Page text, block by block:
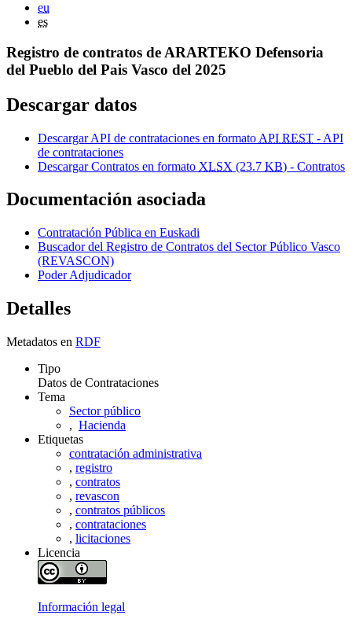
eu
es
Registro de contratos de ARARTEKO Defensoria
del Pueblo del Pais Vasco del 2025
Descargar datos
Descargar API de contrataciones en formato API REST - API
de contrataciones
Descargar Contratos en formato XLSX (23.7 KB) - Contratos
Documentación asociada
Contratación Pública en Euskadi
Buscador del Registro de Contratos del Sector Público Vasco
(REVASCON)
Poder Adjudicador
Detalles
Metadatos en RDF
Tipo
Datos de Contrataciones
Tema
Sector público
, Hacienda
Etiquetas
contratación administrativa
, registro
, contratos
, revascon
, contratos públicos
, contrataciones
, licitaciones
Licencia
Información legal